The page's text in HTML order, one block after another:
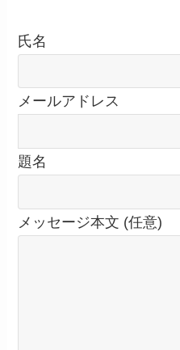
氏名
メールアドレス
題名
メッセージ本文 (任意)